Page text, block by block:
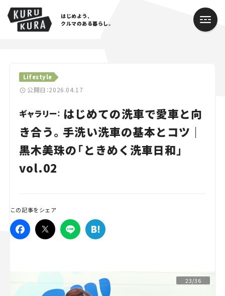
はじめよう、
クルマのある暮らし。
Lifestyle
公開日：2026.04.17
ギャラリー： はじめての洗車で愛車と向
き合う。手洗い洗車の基本とコツ｜
黒木美珠の「ときめく洗車日和」
vol.02
この記事をシェア
23/36
Cars
Lifestyle
Traffic
Special
Campaign
人気のハッシュタグ
スズキ ジムニー｜Suzuki Jimny